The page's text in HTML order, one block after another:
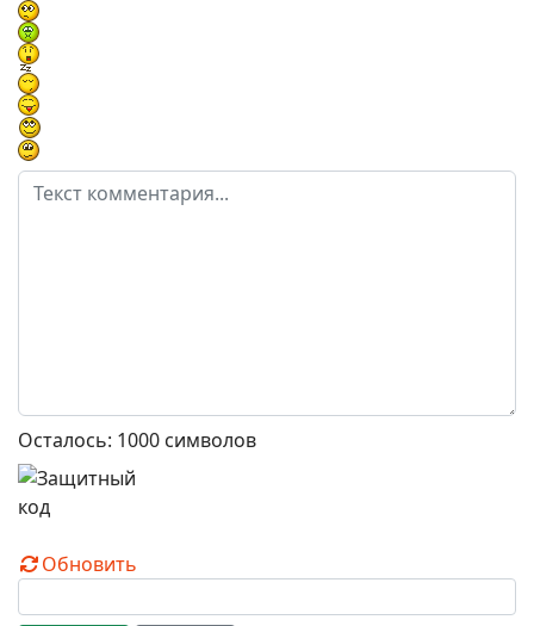
Осталось: 1000 символов
Обновить